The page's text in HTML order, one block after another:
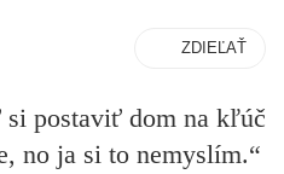
ZDIEĽAŤ
postaviť dom na kľúč
no ja si to nemyslím.“